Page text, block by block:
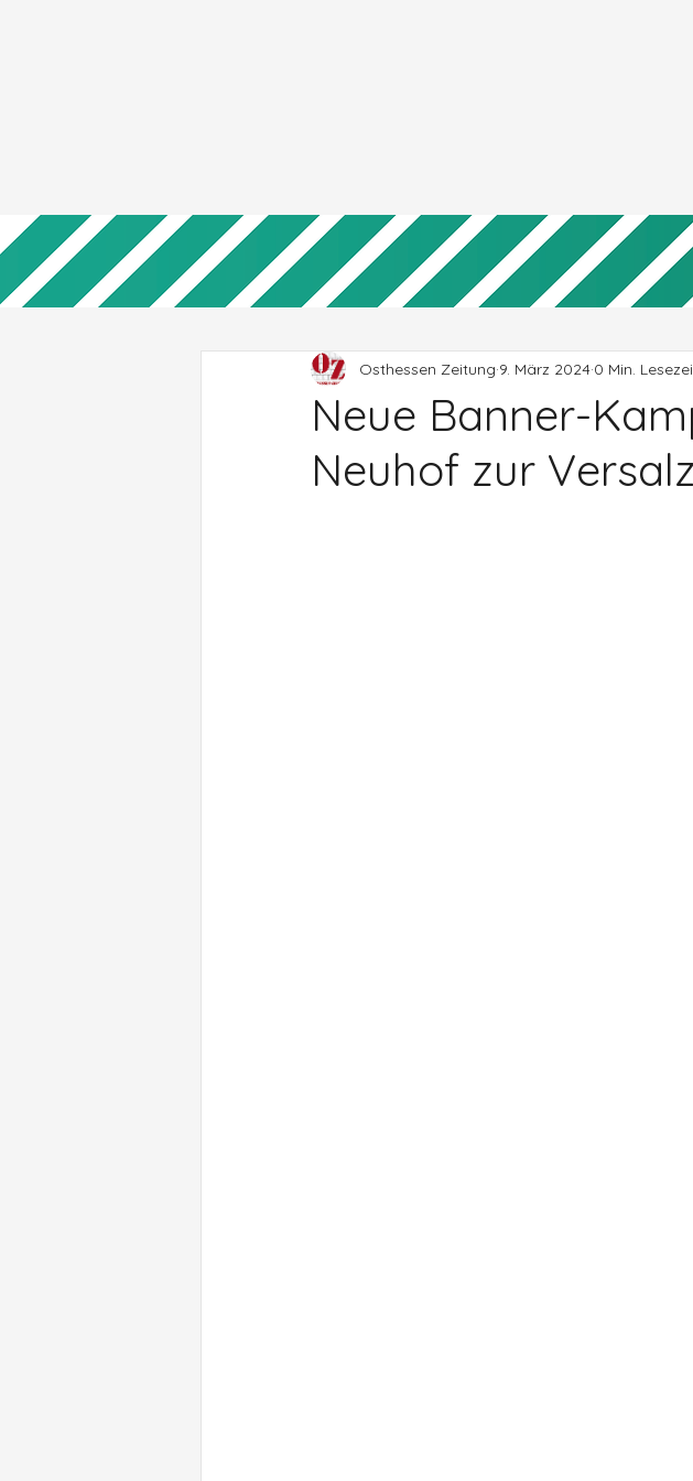
Neue Banner-
Neuhof zur
Osthessen Zeitung 9. März 2024 0 Min.